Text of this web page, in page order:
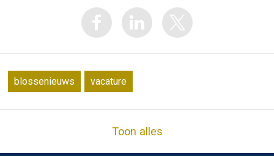
blossenieuws vacature
Toon alles